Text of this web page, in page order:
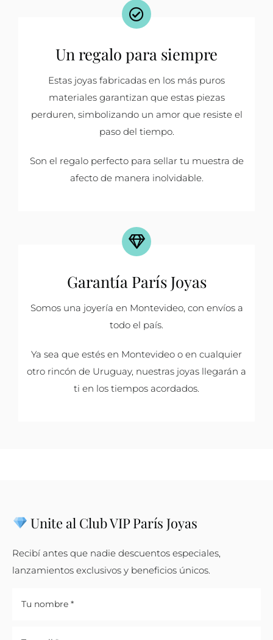
Un regalo para siempre
Estas joyas fabricadas en los más puros
materiales garantizan que estas piezas
perduren, simbolizando un amor que resiste el
paso del tiempo.
Son el regalo perfecto para sellar tu muestra de
afecto de manera inolvidable.
Garantía París Joyas
Somos una joyería en Montevideo, con envíos a
todo el país.
Ya sea que estés en Montevideo o en cualquier
otro rincón de Uruguay, nuestras joyas llegarán a
ti en los tiempos acordados.
Unite al Club VIP París Joyas
Recibí antes que nadie descuentos especiales,
lanzamientos exclusivos y beneficios únicos.